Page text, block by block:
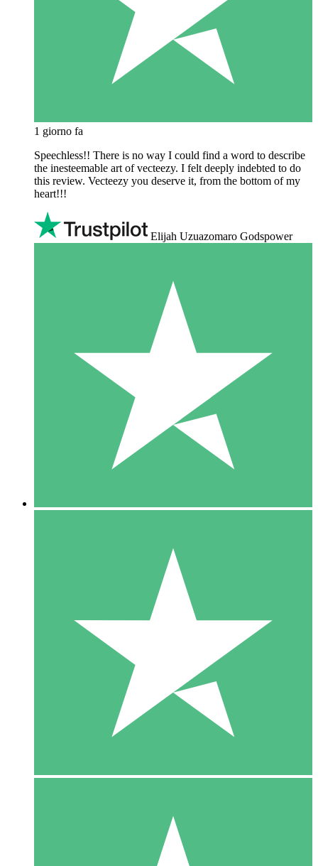
1 giorno fa
Speechless!! There is no way I could find a word to describe
the inesteemable art of vecteezy. I felt deeply indebted to do
this review. Vecteezy you deserve it, from the bottom of my
heart!!!
Elijah Uzuazomaro Godspower